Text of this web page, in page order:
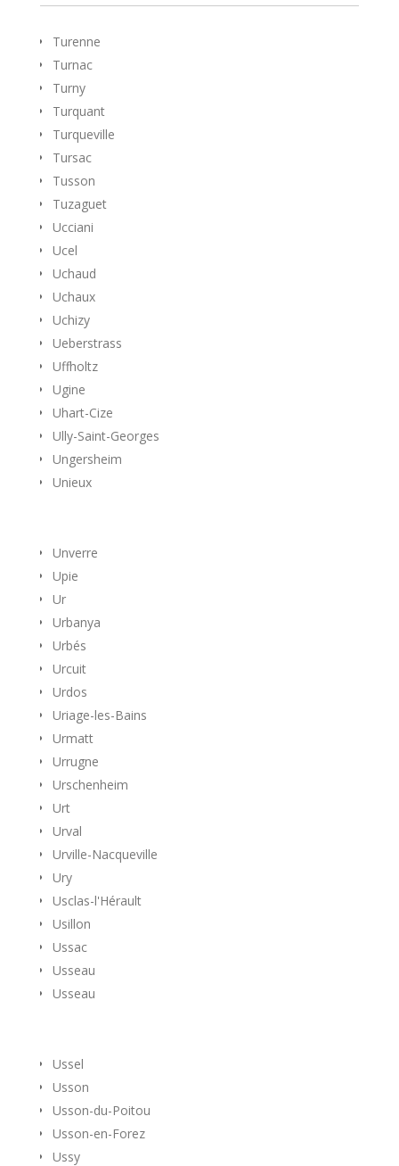
Turenne
Turnac
Turny
Turquant
Turqueville
Tursac
Tusson
Tuzaguet
Ucciani
Ucel
Uchaud
Uchaux
Uchizy
Ueberstrass
Uffholtz
Ugine
Uhart-Cize
Ully-Saint-Georges
Ungersheim
Unieux
Unverre
Upie
Ur
Urbanya
Urbés
Urcuit
Urdos
Uriage-les-Bains
Urmatt
Urrugne
Urschenheim
Urt
Urval
Urville-Nacqueville
Ury
Usclas-l'Hérault
Usillon
Ussac
Usseau
Usseau
Ussel
Usson
Usson-du-Poitou
Usson-en-Forez
Ussy